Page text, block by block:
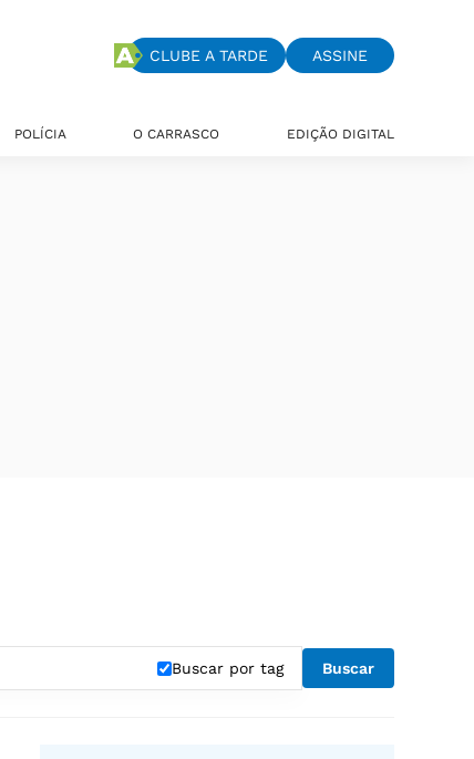
CLUBE A TARDE ASSINE
POLÍCIA O CARRASCO EDIÇÃO DIGITAL
Buscar por tag Buscar